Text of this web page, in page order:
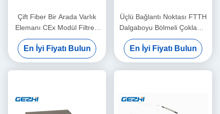
Çift Fiber Bir Arada Varlık
Elemanı CEx Modül Filtresi
WDM
En İyi Fiyatı Bulun
Üçlü Bağlantı Noktası FTTH
Dalgaboyu Bölmeli Çoklama
Filtresi WDM
En İyi Fiyatı Bulun